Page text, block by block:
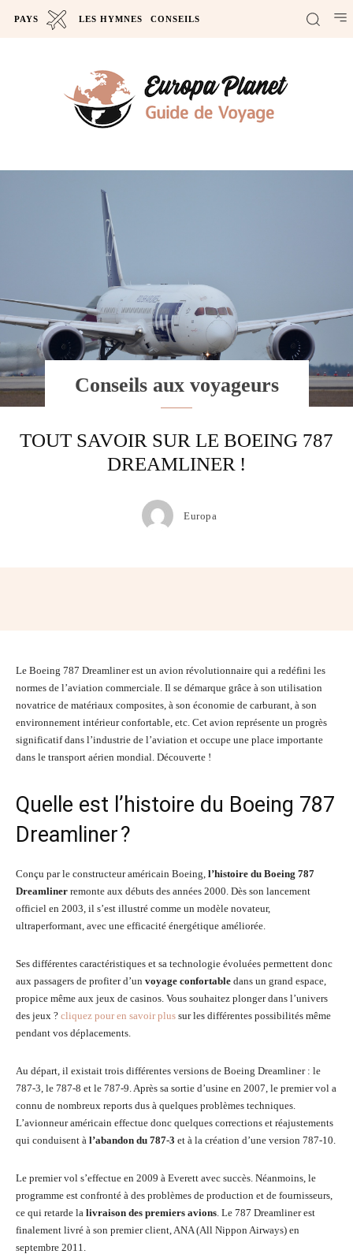
PAYS LES HYMNES CONSEILS
Conseils aux voyageurs
TOUT SAVOIR SUR LE BOEING 787
DREAMLINER !
Europa
Le Boeing 787 Dreamliner est un avion révolutionnaire qui a redéfini les
normes de l’aviation commerciale. Il se démarque grâce à son utilisation
novatrice de matériaux composites, à son économie de carburant, à son
environnement intérieur confortable, etc. Cet avion représente un progrès
significatif dans l’industrie de l’aviation et occupe une place importante
dans le transport aérien mondial. Découverte !
Quelle est l’histoire du Boeing 787
Dreamliner ?
Conçu par le constructeur américain Boeing, l’histoire du Boeing 787
Dreamliner remonte aux débuts des années 2000. Dès son lancement
officiel en 2003, il s’est illustré comme un modèle novateur,
ultraperformant, avec une efficacité énergétique améliorée.
Ses différentes caractéristiques et sa technologie évoluées permettent donc
aux passagers de profiter d’un voyage confortable dans un grand espace,
propice même aux jeux de casinos. Vous souhaitez plonger dans l’univers
des jeux ? cliquez pour en savoir plus sur les différentes possibilités même
pendant vos déplacements.
Au départ, il existait trois différentes versions de Boeing Dreamliner : le
787-3, le 787-8 et le 787-9. Après sa sortie d’usine en 2007, le premier vol a
connu de nombreux reports dus à quelques problèmes techniques.
L’avionneur américain effectue donc quelques corrections et réajustements
qui conduisent à l’abandon du 787-3 et à la création d’une version 787-10.
Le premier vol s’effectue en 2009 à Everett avec succès. Néanmoins, le
programme est confronté à des problèmes de production et de fournisseurs,
ce qui retarde la livraison des premiers avions. Le 787 Dreamliner est
finalement livré à son premier client, ANA (All Nippon Airways) en
septembre 2011.